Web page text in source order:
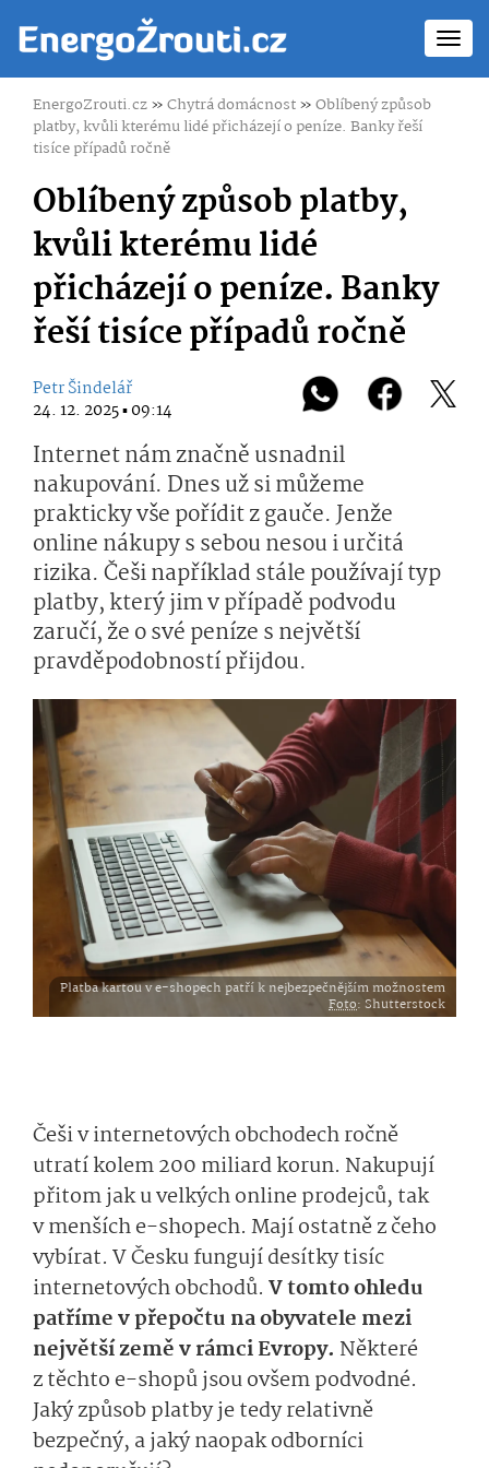
EnergoZrouti.cz»Chytrá domácnost»Oblíbený způsob
platby, kvůli kterému lidé přicházejí o peníze. Banky řeší
tisíce případů ročně
Oblíbený způsob platby,
kvůli kterému lidé
přicházejí o peníze. Banky
řeší tisíce případů ročně
Petr Šindelář
24. 12. 2025 ▪ 09:14
Internet nám značně usnadnil
nakupování. Dnes už si můžeme
prakticky vše pořídit z gauče. Jenže
online nákupy s sebou nesou i určitá
rizika. Češi například stále používají typ
platby, který jim v případě podvodu
zaručí, že o své peníze s největší
pravděpodobností přijdou.
Platba kartou v e-shopech patří k nejbezpečnějším možnostem
Foto: Shutterstock
Češi v internetových obchodech ročně
utratí kolem 200 miliard korun. Nakupují
přitom jak u velkých online prodejců, tak
v menších e-shopech. Mají ostatně z čeho
vybírat. V Česku fungují desítky tisíc
internetových obchodů. V tomto ohledu
patříme v přepočtu na obyvatele mezi
největší země v rámci Evropy. Některé
z těchto e-shopů jsou ovšem podvodné.
Jaký způsob platby je tedy relativně
bezpečný, a jaký naopak odborníci